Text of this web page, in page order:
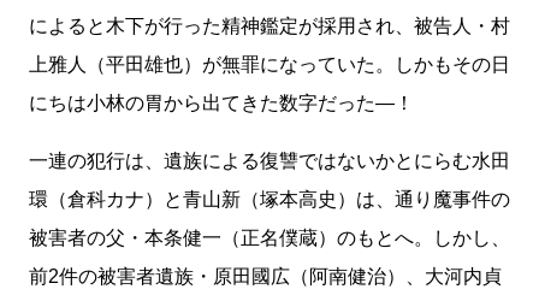
によると木下が行った精神鑑定が採用され、被告人・村
上雅人（平田雄也）が無罪になっていた。しかもその日
にちは小林の胃から出てきた数字だった―！
一連の犯行は、遺族による復讐ではないかとにらむ水田
環（倉科カナ）と青山新（塚本高史）は、通り魔事件の
被害者の父・本条健一（正名僕蔵）のもとへ。しかし、
前2件の被害者遺族・原田國広（阿南健治）、大河内貞